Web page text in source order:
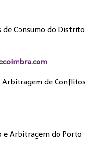
Consumo do Distrito
Arbitragem de Conflitos
e Arbitragem do Porto